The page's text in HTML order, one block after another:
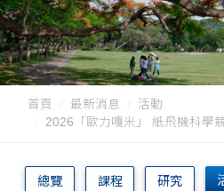
首頁 最新消息
活動
2026「歐力嘎米」 紙飛機科學
總覽 課程 研究